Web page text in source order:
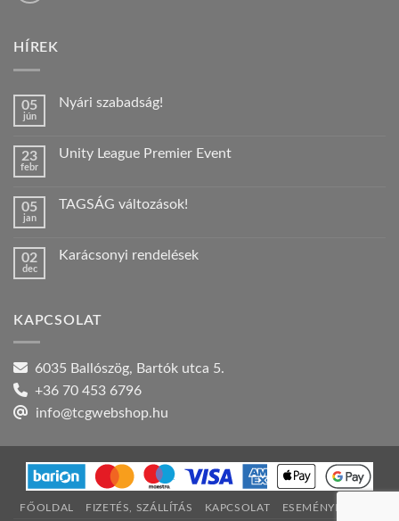
HÍREK
05
jún
Nyári szabadság!
Nyári
23
febr
Unity League Premier Event
Unity
bejegyzéshez
05
jan
TAGSÁG változások!
TAGSÁG
02
dec
Karácsonyi rendelések
rendelések
KAPCSOLAT
6035 Ballószög, Bartók utca 5.
+36 70 453 6796
info@tcgwebshop.hu
FŐOLDAL FIZETÉS, SZÁLLÍTÁS KAPCSOLAT ESEMÉNYNAPTÁR